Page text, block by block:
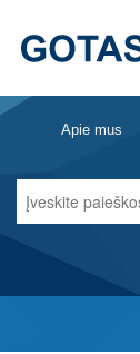
Apie mus